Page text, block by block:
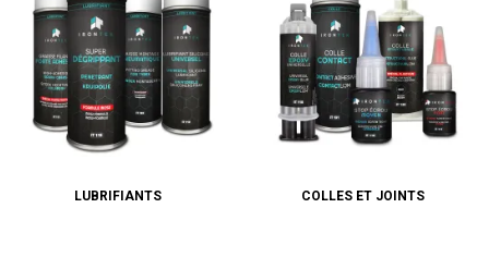
LUBRIFIANTS COLLES ET JOINTS